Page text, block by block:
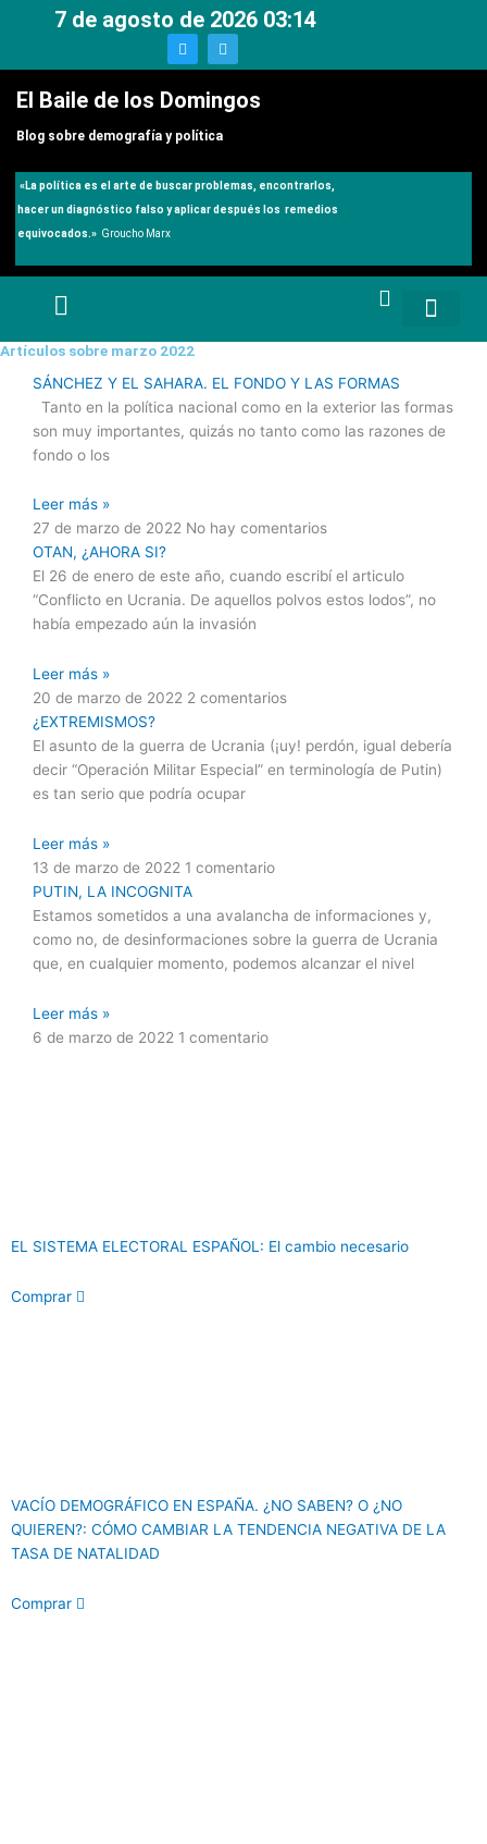
7 de agosto de 2026 03:14
T
w
i
t
r
T
e
l
g
r
a
m
El Baile de los Domingos
Blog sobre demografía y política
«La política es el arte de buscar problemas, encontrarlos,
hacer un diagnóstico falso y aplicar después los remedios
equivocados.» Groucho Marx
Artículos sobre marzo 2022
SÁNCHEZ Y EL SAHARA. EL FONDO Y LAS FORMAS
Tanto en la política nacional como en la exterior las formas
son muy importantes, quizás no tanto como las razones de
fondo o los
Leer más »
27 de marzo de 2022 No hay comentarios
OTAN, ¿AHORA SI?
El 26 de enero de este año, cuando escribí el articulo
“Conflicto en Ucrania. De aquellos polvos estos lodos”, no
había empezado aún la invasión
Leer más »
20 de marzo de 2022 2 comentarios
¿EXTREMISMOS?
El asunto de la guerra de Ucrania (¡uy! perdón, igual debería
decir “Operación Militar Especial” en terminología de Putin)
es tan serio que podría ocupar
Leer más »
13 de marzo de 2022 1 comentario
PUTIN, LA INCOGNITA
Estamos sometidos a una avalancha de informaciones y,
como no, de desinformaciones sobre la guerra de Ucrania
que, en cualquier momento, podemos alcanzar el nivel
Leer más »
6 de marzo de 2022 1 comentario
EL SISTEMA ELECTORAL ESPAÑOL: El cambio necesario
Comprar
VACÍO DEMOGRÁFICO EN ESPAÑA. ¿NO SABEN? O ¿NO
QUIEREN?: CÓMO CAMBIAR LA TENDENCIA NEGATIVA DE LA
TASA DE NATALIDAD
Comprar